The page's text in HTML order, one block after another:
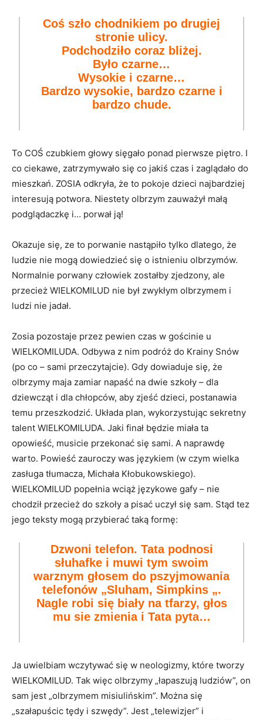
Coś szło chodnikiem po drugiej
stronie ulicy.
Podchodziło coraz bliżej.
Było czarne…
Wysokie i czarne…
Bardzo wysokie, bardzo czarne i
bardzo chude.
To COŚ czubkiem głowy sięgało ponad pierwsze piętro. I
co ciekawe, zatrzymywało się co jakiś czas i zaglądało do
mieszkań. ZOSIA odkryła, że to pokoje dzieci najbardziej
interesują potwora. Niestety olbrzym zauważył małą
podglądaczkę i… porwał ją!
Okazuje się, ze to porwanie nastąpiło tylko dlatego, że
ludzie nie mogą dowiedzieć się o istnieniu olbrzymów.
Normalnie porwany człowiek zostałby zjedzony, ale
przecież WIELKOMILUD nie był zwykłym olbrzymem i
ludzi nie jadał.
Zosia pozostaje przez pewien czas w gościnie u
WIELKOMILUDA. Odbywa z nim podróż do Krainy Snów
(po co – sami przeczytajcie). Gdy dowiaduje się, że
olbrzymy maja zamiar napaść na dwie szkoły – dla
dziewcząt i dla chłopców, aby zjeść dzieci, postanawia
temu przeszkodzić. Układa plan, wykorzystując sekretny
talent WIELKOMILUDA. Jaki finał będzie miała ta
opowieść, musicie przekonać się sami. A naprawdę
warto. Powieść zauroczy was językiem (w czym wielka
zasługa tłumacza, Michała Kłobukowskiego).
WIELKOMILUD popełnia wciąż językowe gafy – nie
chodził przecież do szkoły a pisać uczył się sam. Stąd tez
jego teksty mogą przybierać taką formę:
Dzwoni telefon. Tata podnosi
słuhafke i muwi tym swoim
warznym głosem do pszyjmowania
telefonów „Sluham, Simpkins „.
Nagle robi się biały na tfarzy, głos
mu sie zmienia i Tata pyta…
Ja uwielbiam wczytywać się w neologizmy, które tworzy
WIELKOMILUD. Tak więc olbrzymy „łapaszują ludziów”, on
sam jest „olbrzymem misiulińskim”. Można się
„szałapuścic tędy i szwędy”. Jest „telewizjer” i